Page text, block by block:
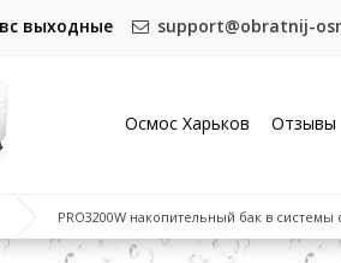
выходные support@obratnij-
Осмос Харьков Отзывы
PRO3200W накопительный бак в системы